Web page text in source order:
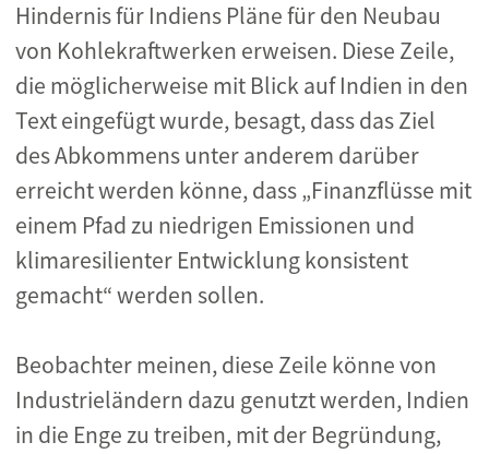
Hindernis für Indiens Pläne für den Neubau
von Kohlekraftwerken erweisen. Diese Zeile,
die möglicherweise mit Blick auf Indien in den
Text eingefügt wurde, besagt, dass das Ziel
des Abkommens unter anderem darüber
erreicht werden könne, dass „Finanzflüsse mit
einem Pfad zu niedrigen Emissionen und
klimaresilienter Entwicklung konsistent
gemacht“ werden sollen.
Beobachter meinen, diese Zeile könne von
Industrieländern dazu genutzt werden, Indien
in die Enge zu treiben, mit der Begründung,